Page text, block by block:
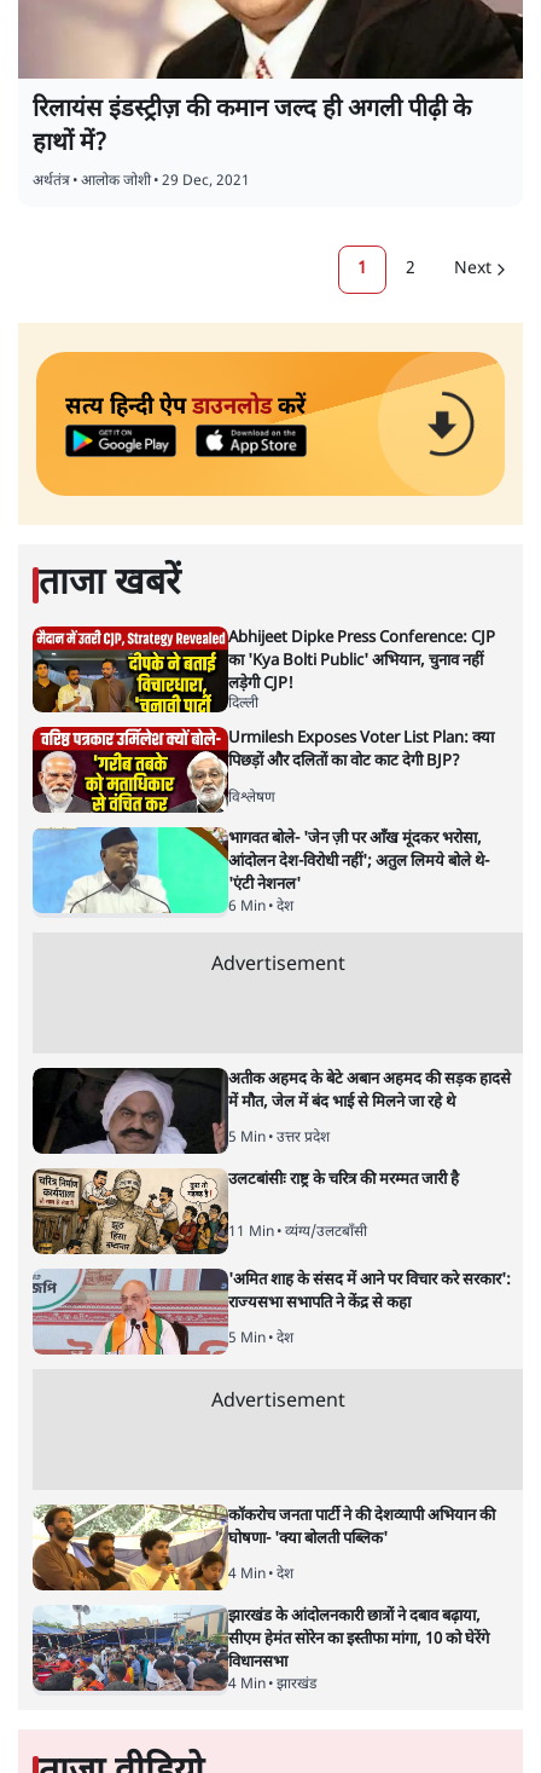
रिलायंस इंडस्ट्रीज़ की कमान जल्द ही अगली पीढ़ी के
हाथों में?
अर्थतंत्र•आलोक जोशी•29 Dec, 2021
1 2 Next
सत्य हिन्दी ऐपडाउनलोडकरें
ताजा खबरें
Abhijeet Dipke Press Conference: CJP
का 'Kya Bolti Public' अभियान, चुनाव नहीं
लड़ेगी CJP!
दिल्ली
Urmilesh Exposes Voter List Plan: क्या
पिछड़ों और दलितों का वोट काट देगी BJP?
विश्लेषण
भागवत बोले- 'जेन ज़ी पर आँख मूंदकर भरोसा,
आंदोलन देश-विरोधी नहीं'; अतुल लिमये बोले थे-
'एंटी नेशनल'
6 Min• देश
Advertisement
अतीक अहमद के बेटे अबान अहमद की सड़क हादसे
में मौत, जेल में बंद भाई से मिलने जा रहे थे
5 Min• उत्तर प्रदेश
उलटबांसीः राष्ट्र के चरित्र की मरम्मत जारी है
11 Min• व्यंग्य/उलटबाँसी
'अमित शाह के संसद में आने पर विचार करे सरकार':
राज्यसभा सभापति ने केंद्र से कहा
5 Min• देश
Advertisement
कॉकरोच जनता पार्टी ने की देशव्यापी अभियान की
घोषणा- 'क्या बोलती पब्लिक'
4 Min• देश
झारखंड के आंदोलनकारी छात्रों ने दबाव बढ़ाया,
सीएम हेमंत सोरेन का इस्तीफा मांगा, 10 को घेरेंगे
विधानसभा
4 Min• झारखंड